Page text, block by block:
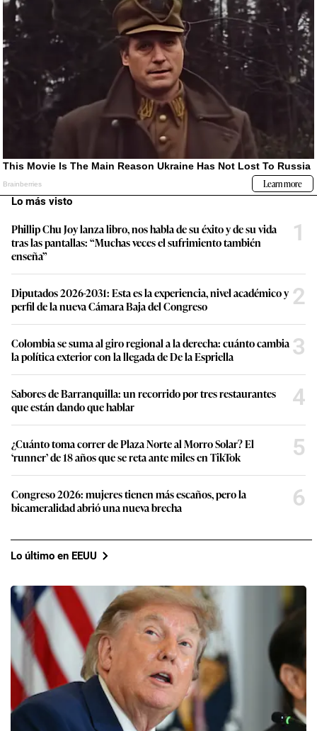
Lo más visto
Phillip Chu Joy lanza libro, nos habla de su éxito y de su vida
tras las pantallas: “Muchas veces el sufrimiento también
enseña”
1
Diputados 2026-2031: Esta es la experiencia, nivel académico y
perfil de la nueva Cámara Baja del Congreso
2
Colombia se suma al giro regional a la derecha: cuánto cambia
la política exterior con la llegada de De la Espriella
3
Sabores de Barranquilla: un recorrido por tres restaurantes
que están dando que hablar
4
¿Cuánto toma correr de Plaza Norte al Morro Solar? El
‘runner’ de 18 años que se reta ante miles en TikTok
5
Congreso 2026: mujeres tienen más escaños, pero la
bicameralidad abrió una nueva brecha
6
Lo último en EEUU